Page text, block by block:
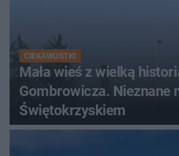
CIEKAWOSTKI
Mała wieś z wielką
Gombrowicza. Nieznane
Świętokrzyskiem